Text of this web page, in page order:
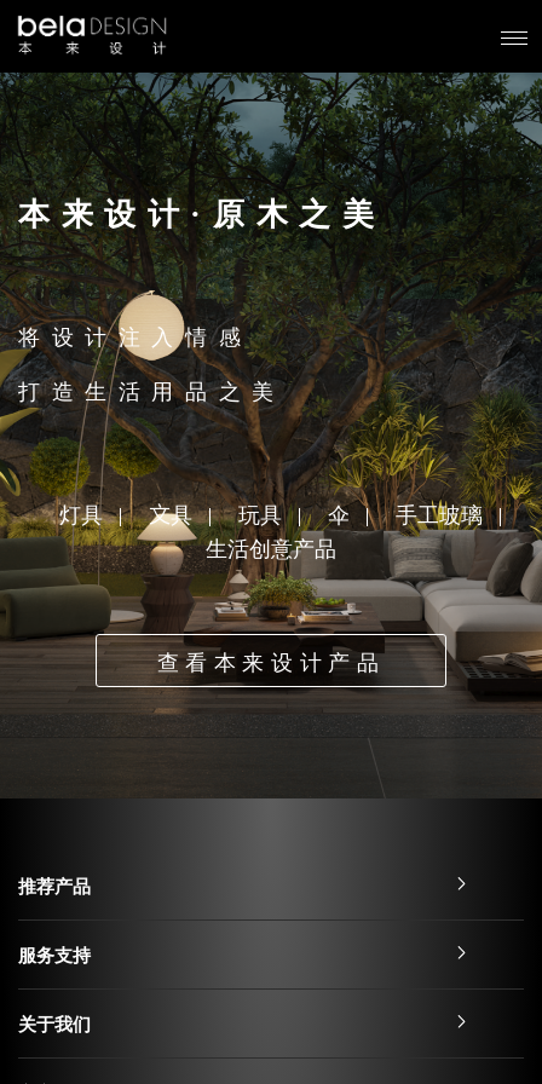
本来设计·原木之美
将设计注入情感
打造生活用品之美
灯具 文具 玩具 伞
手工玻璃
生活创意产品
查看本来设计产品
推荐产品
服务支持
关于我们